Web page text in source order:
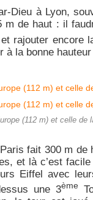
Dieu à Lyon,
m de haut : il
rajouter encore
à la bonne hauteur
(112 m) et celle de
fait 300 m de
et là c’est
Eiffel avec
une 3ème